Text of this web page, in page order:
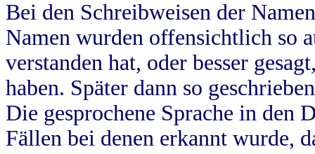
Bei den Schreibweisen der
Namen wurden offensichtlich so
verstanden hat, oder besser
haben. Später dann so
Die gesprochene Sprache in
Fällen bei denen erkannt wurde,